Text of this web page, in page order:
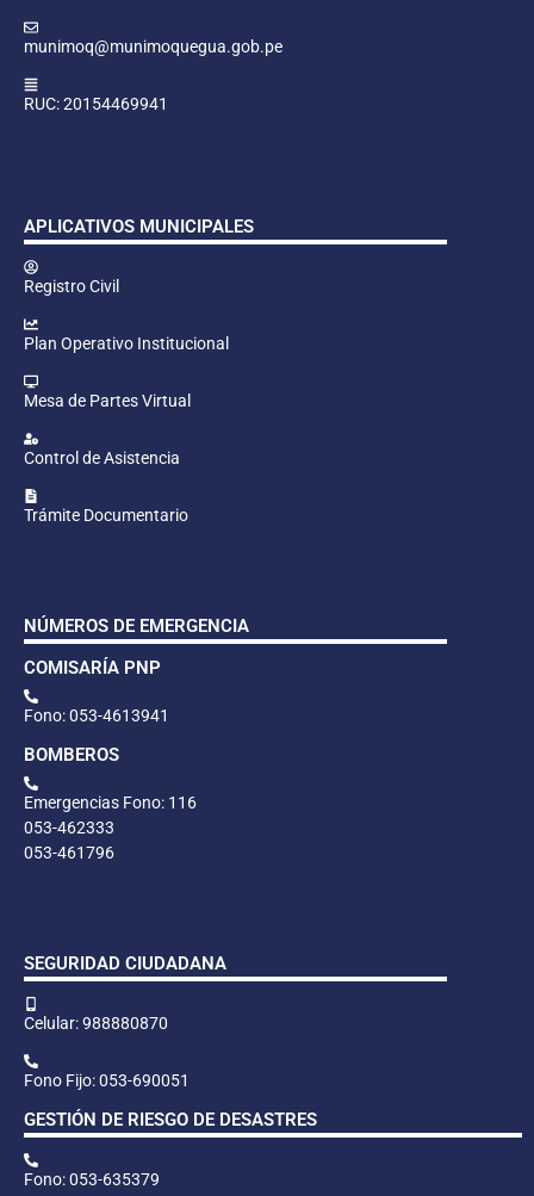
munimoq@munimoquegua.gob.pe
RUC: 20154469941
APLICATIVOS MUNICIPALES
Registro Civil
Plan Operativo Institucional
Mesa de Partes Virtual
Control de Asistencia
Trámite Documentario
NÚMEROS DE EMERGENCIA
COMISARÍA PNP
Fono: 053-4613941
BOMBEROS
Emergencias Fono: 116
053-462333
053-461796
SEGURIDAD CIUDADANA
Celular: 988880870
Fono Fijo: 053-690051
GESTIÓN DE RIESGO DE DESASTRES
Fono: 053-635379